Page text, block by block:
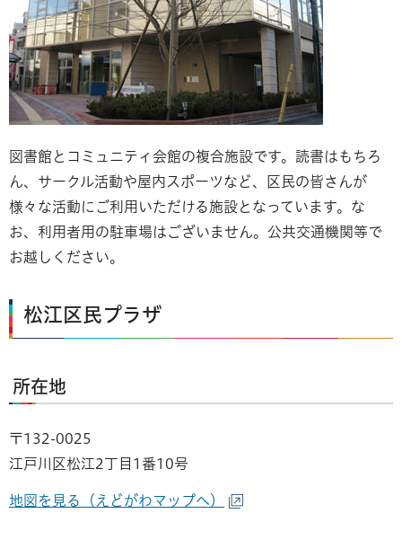
図書館とコミュニティ会館の複合施設です。読書はもちろ
ん、サークル活動や屋内スポーツなど、区民の皆さんが
様々な活動にご利用いただける施設となっています。な
お、利用者用の駐車場はございません。公共交通機関等で
お越しください。
松江区民プラザ
所在地
〒132-0025
江戸川区松江2丁目1番10号
地図を見る（えどがわマップへ）